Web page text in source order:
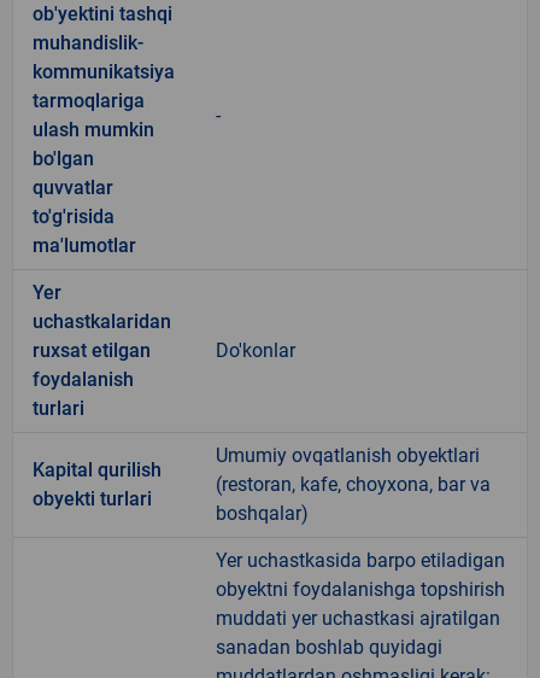
ob'yektini tashqi
muhandislik-
kommunikatsiya
tarmoqlariga
ulash mumkin
bo'lgan
quvvatlar
to'g'risida
ma'lumotlar
-
Yer
uchastkalaridan
ruxsat etilgan
foydalanish
turlari
Do'konlar
Kapital qurilish
obyekti turlari
Umumiy ovqatlanish obyektlari
(restoran, kafe, choyxona, bar va
boshqalar)
Yer uchastkasida barpo etiladigan
obyektni foydalanishga topshirish
muddati yer uchastkasi ajratilgan
sanadan boshlab quyidagi